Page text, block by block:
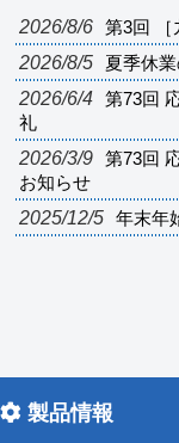
2026/8/6 第3回 ［
2026/8/5 夏季休
2026/6/4
第73回
礼
2026/3/9
第73回
お知らせ
2025/12/5 年末年
製品情報